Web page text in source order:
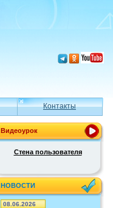
Контакты
Видеоурок
Стена пользователя
НОВОСТИ
08.06.2026